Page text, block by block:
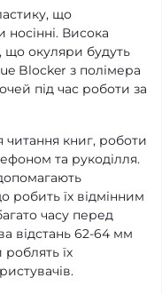
що
носінні. Висока
що окуляри будуть
Blocker з полімера
під час роботи за
читання книг, роботи
та рукоділля.
робить їх відмінним
часу перед
відстань 62-64 мм
роблять їх